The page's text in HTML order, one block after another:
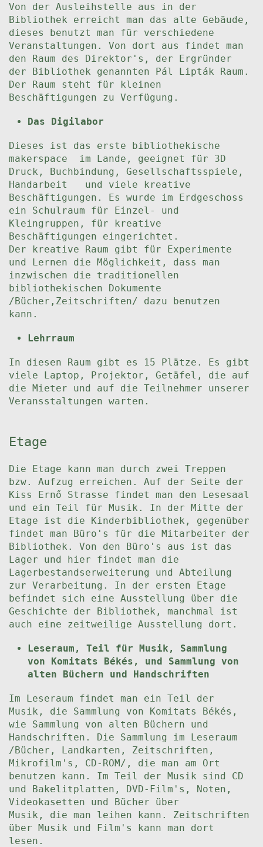
Von der Ausleihstelle aus in der
Bibliothek erreicht man das alte Gebäude,
dieses benutzt man für verschiedene
Veranstaltungen. Von dort aus findet man
den Raum des Direktor's, der Ergründer
der Bibliothek genannten Pál Lipták Raum.
Der Raum steht für kleinen
Beschäftigungen zu Verfügung.
Das Digilabor
Dieses ist das erste bibliothekische
makerspace im Lande, geeignet für 3D
Druck, Buchbindung, Gesellschaftsspiele,
Handarbeit und viele kreative
Beschäftigungen. Es wurde im Erdgeschoss
ein Schulraum für Einzel- und
Kleingruppen, für kreative
Beschäftigungen eingerichtet.
Der kreative Raum gibt für Experimente
und Lernen die Möglichkeit, dass man
inzwischen die traditionellen
bibliothekischen Dokumente
/Bücher,Zeitschriften/ dazu benutzen
kann.
Lehrraum
In diesen Raum gibt es 15 Plätze. Es gibt
viele Laptop, Projektor, Getäfel, die auf
die Mieter und auf die Teilnehmer unserer
Veransstaltungen warten.
Etage
Die Etage kann man durch zwei Treppen
bzw. Aufzug erreichen. Auf der Seite der
Kiss Ernő Strasse findet man den Lesesaal
und ein Teil für Musik. In der Mitte der
Etage ist die Kinderbibliothek, gegenüber
findet man Büro's für die Mitarbeiter der
Bibliothek. Von den Büro's aus ist das
Lager und hier findet man die
Lagerbestandserweiterung und Abteilung
zur Verarbeitung. In der ersten Etage
befindet sich eine Ausstellung über die
Geschichte der Bibliothek, manchmal ist
auch eine zeitweilige Ausstellung dort.
Leseraum, Teil für Musik, Sammlung
von Komitats Békés, und Sammlung von
alten Büchern und Handschriften
Im Leseraum findet man ein Teil der
Musik, die Sammlung von Komitats Békés,
wie Sammlung von alten Büchern und
Handschriften. Die Sammlung im Leseraum
/Bücher, Landkarten, Zeitschriften,
Mikrofilm's, CD-ROM/, die man am Ort
benutzen kann. Im Teil der Musik sind CD
und Bakelitplatten, DVD-Film's, Noten,
Videokasetten und Bücher über
Musik, die man leihen kann. Zeitschriften
über Musik und Film's kann man dort
lesen.